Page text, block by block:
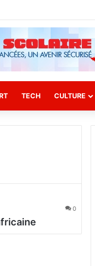
TECH CULTURE
0